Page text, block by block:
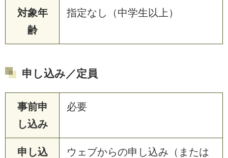
対象年
齢
指定なし（中学生以上）
申し込み／定員
事前申
し込み
必要
申し込
ウェブからの申し込み（または